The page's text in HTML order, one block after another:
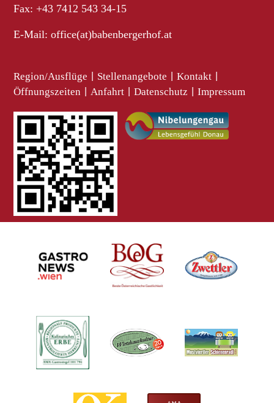
Fax: +43 7412 543 34-15
E-Mail:office(at)babenbergerhof.at
Region/Ausflüge Stellenangebote Kontakt
Öffnungszeiten Anfahrt Datenschutz Impressum